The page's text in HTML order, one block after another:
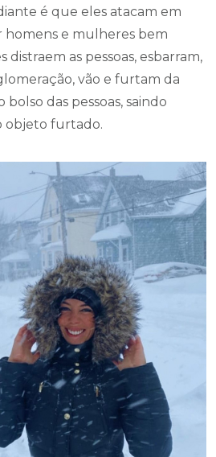
é que eles atacam em
e mulheres bem
distraem as pessoas, esbarram,
vão e furtam da
das pessoas, saindo
objeto furtado.